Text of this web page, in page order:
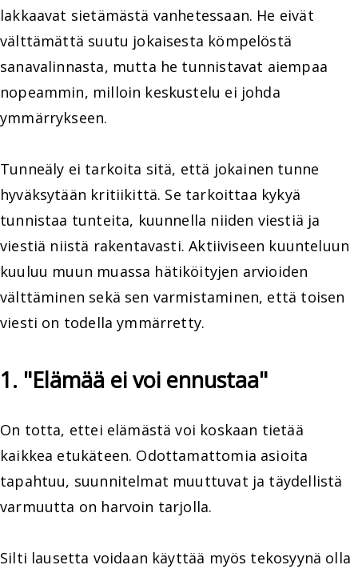
lakkaavat sietämästä vanhetessaan. He eivät
välttämättä suutu jokaisesta kömpelöstä
sanavalinnasta, mutta he tunnistavat aiempaa
nopeammin, milloin keskustelu ei johda
ymmärrykseen.
Tunneäly ei tarkoita sitä, että jokainen tunne
hyväksytään kritiikittä. Se tarkoittaa kykyä
tunnistaa tunteita, kuunnella niiden viestiä ja
viestiä niistä rakentavasti. Aktiiviseen kuunteluun
kuuluu muun muassa hätiköityjen arvioiden
välttäminen sekä sen varmistaminen, että toisen
viesti on todella ymmärretty.
1. "Elämää ei voi ennustaa"
On totta, ettei elämästä voi koskaan tietää
kaikkea etukäteen. Odottamattomia asioita
tapahtuu, suunnitelmat muuttuvat ja täydellistä
varmuutta on harvoin tarjolla.
Silti lausetta voidaan käyttää myös tekosyynä olla